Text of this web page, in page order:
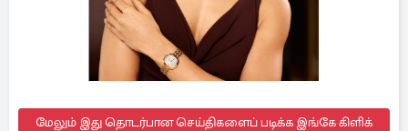
மேலும் இது தொடர்பான செய்திகளைப் படிக்க இங்கே கிளிக்